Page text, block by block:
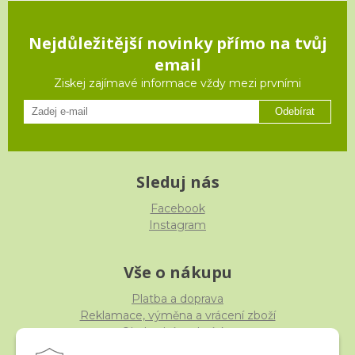
Nejdůležitější novinky přímo na tvůj
email
Ziskej zajímavé informace vždy mezi prvními
Odebírat
Sleduj nás
Facebook
Instagram
Vše o nákupu
Platba a doprava
Reklamace, výměna a vrácení zboží
Obchodní podmínky